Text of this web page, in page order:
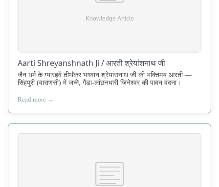
Aarti Shreyanshnath Ji / आरती श्रेयांशनाथ जी
जैन धर्म के ग्यारहवें तीर्थंकर भगवान श्रेयांसनाथ जी की भक्तिमय आरती —
सिंहपुरी (वाराणसी) में जन्मे, गैंडा-लांछनधारी जिनेश्वर की पावन वंदना।
Read more →